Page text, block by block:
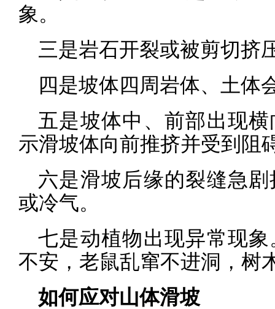
象。
三是岩石开裂或被剪切挤
四是坡体四周岩体、土体
五是坡体中、前部出现
示滑坡体向前推挤并受到阻
六是滑坡后缘的裂缝急
或冷气。
七是动植物出现异常现
不安，老鼠乱窜不进洞，树
如何应对山体滑坡